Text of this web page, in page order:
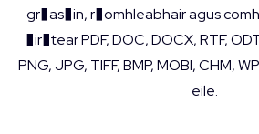
gr�as�in, r�omhleabhair agus
�ir�tear PDF, DOC, DOCX, RTF,
PNG, JPG, TIFF, BMP, MOBI, CHM,
eile.